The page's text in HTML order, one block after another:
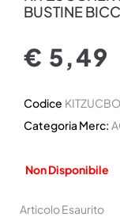
BUSTINE
€ 5,49
Codice
Categoria Merc:
Non Disponibile
Articolo Esaurito